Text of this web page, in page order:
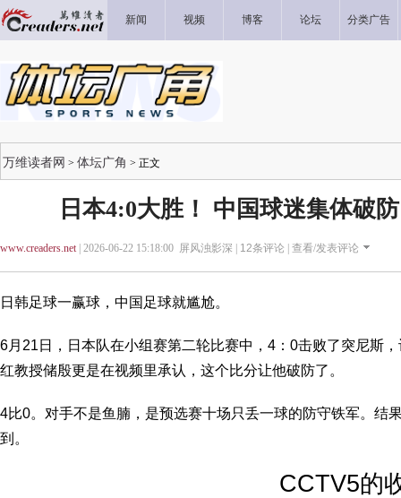
新闻 视频 博客 论坛 分类广告
万维读者网 > 体坛广角 > 正文
日本4:0大胜！ 中国球迷集体破
www.creaders.net| 2026-06-22 15:18:00 屏风浊影深 | 12条评论 | 查看/发表评论
日韩足球一赢球，中国足球就尴尬。
6月21日，日本队在小组赛第二轮比赛中，4：0击败了突尼斯
红教授储殷更是在视频里承认，这个比分让他破防了。
4比0。对手不是鱼腩，是预选赛十场只丢一球的防守铁军。结
到。
CCTV5的